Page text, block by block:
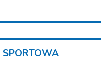
SPORTOWA